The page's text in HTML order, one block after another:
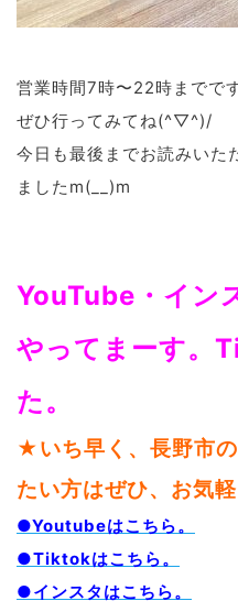
営業時間7時〜22時までで
ぜひ行ってみてね(^▽^)/
今日も最後までお読みいた
ましたm(__)m
YouTube・イン
やってまーす。
た。
★いち早く、長野市
たい方はぜひ、お気
●Youtubeはこちら。
●Tiktokはこちら。
●インスタはこちら。